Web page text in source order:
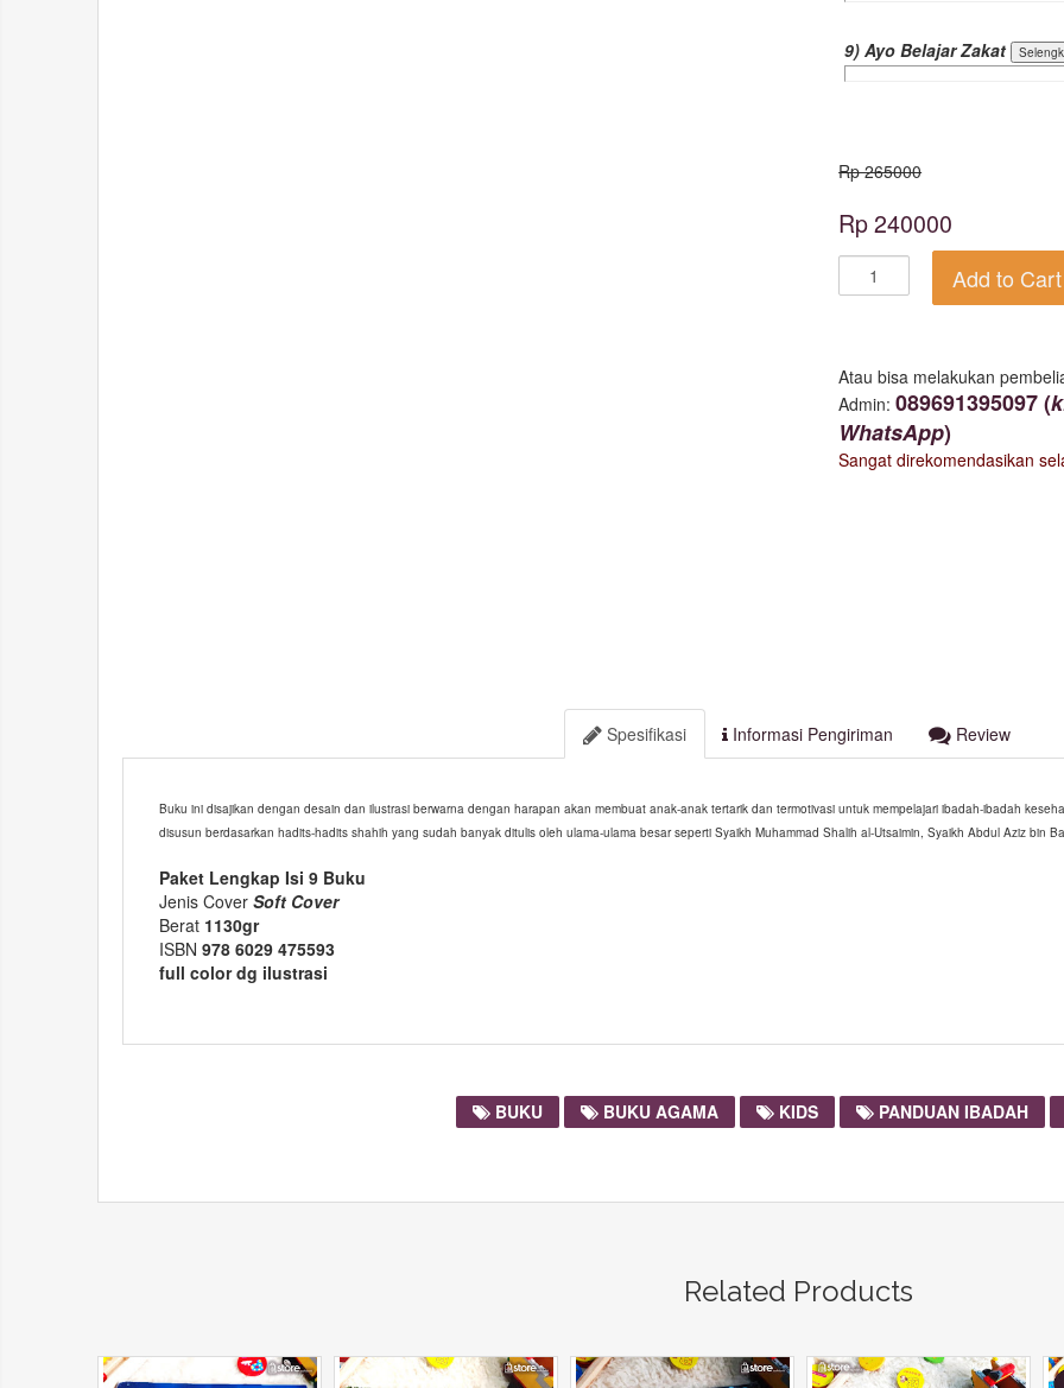
9) Ayo Belajar Zakat
Rp 265000
Rp 240000
Add to Cart
Atau bisa melakukan
Admin:089691395097 (
WhatsApp)
Sangat direkomendasikan
Spesifikasi Informasi Pengiriman Review
Buku ini disajikan dengan desain dan ilustrasi berwarna dengan harapan akan membuat anak-anak tertarik dan termotivasi untuk mempelajari ibadah-ibadah
disusun berdasarkan hadits-hadits shahih yang sudah banyak ditulis oleh ulama-ulama besar seperti Syaikh Muhammad Shalih al-Utsaimin, Syaikh Abdul Aziz bin
Paket Lengkap Isi 9 Buku
Jenis CoverSoft Cover
Berat 1130gr
ISBN978 6029 475593
full color dg ilustrasi
BUKU BUKU AGAMA KIDS PANDUAN IBADAH
Related Products